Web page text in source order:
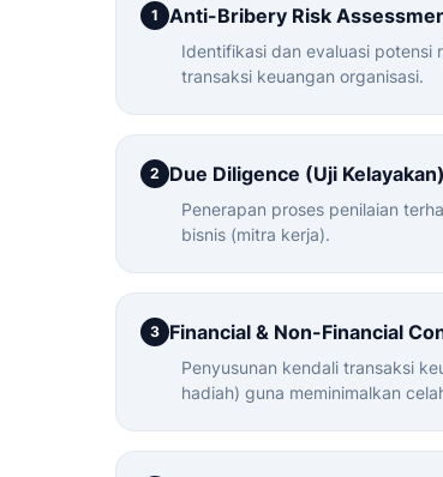
1 Anti-Bribery Risk
Identifikasi dan evaluasi potensi
transaksi keuangan organisasi.
2 Due Diligence (Uji Kelayakan)
Penerapan proses penilaian
bisnis (mitra kerja).
3 Financial & Non-Financial
Penyusunan kendali transaksi
hadiah) guna meminimalkan